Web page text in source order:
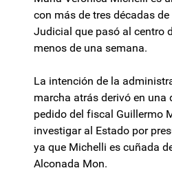
con más de tres décadas
Judicial que pasó al centro
menos de una semana.
La intención de la
marcha atrás derivó en una
pedido del fiscal Guillermo
investigar al Estado por
ya que Michelli es cuñada
Alconada Mon.